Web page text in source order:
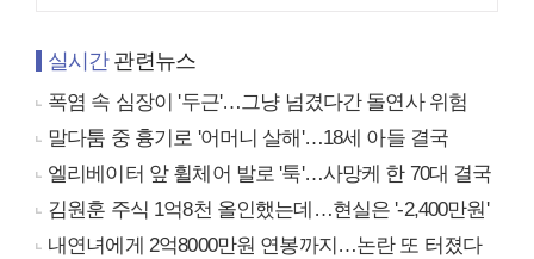
실시간관련뉴스
폭염 속 심장이 '두근'…그냥 넘겼다간 돌연사 위험
말다툼 중 흉기로 '어머니 살해'…18세 아들 결국
엘리베이터 앞 휠체어 발로 '툭'…사망케 한 70대 결국
김원훈 주식 1억8천 올인했는데…현실은 '-2,400만원'
내연녀에게 2억8000만원 연봉까지…논란 또 터졌다